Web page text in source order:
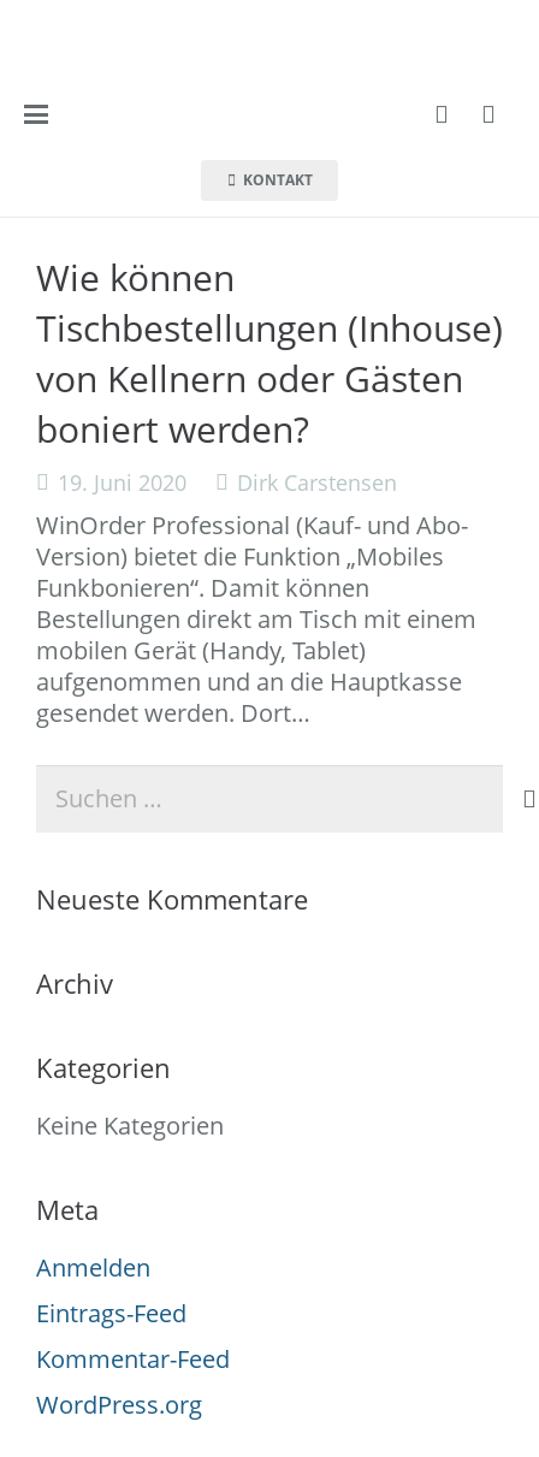
KONTAKT
Wie können
Tischbestellungen (Inhouse)
von Kellnern oder Gästen
boniert werden?
19. Juni 2020 Dirk Carstensen
WinOrder Professional (Kauf- und Abo-
Version) bietet die Funktion „Mobiles
Funkbonieren“. Damit können
Bestellungen direkt am Tisch mit einem
mobilen Gerät (Handy, Tablet)
aufgenommen und an die Hauptkasse
gesendet werden. Dort…
nach:
Neueste Kommentare
Archiv
Kategorien
Keine Kategorien
Meta
Anmelden
Eintrags-Feed
Kommentar-Feed
WordPress.org